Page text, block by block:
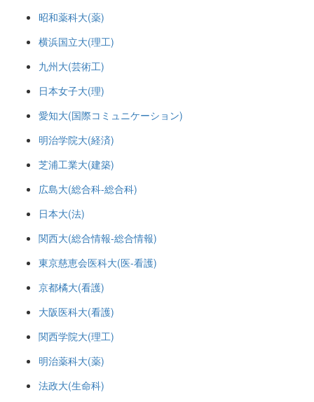
昭和薬科大(薬)
横浜国立大(理工)
九州大(芸術工)
日本女子大(理)
愛知大(国際コミュニケーション)
明治学院大(経済)
芝浦工業大(建築)
広島大(総合科-総合科)
日本大(法)
関西大(総合情報-総合情報)
東京慈恵会医科大(医-看護)
京都橘大(看護)
大阪医科大(看護)
関西学院大(理工)
明治薬科大(薬)
法政大(生命科)